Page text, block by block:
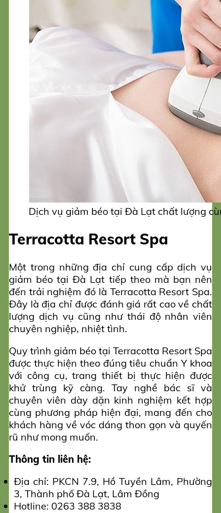
Dịch vụ giảm béo tại Đà Lạt chất lượng
Terracotta Resort Spa
Một trong những địa chỉ cung cấp dịch vụ
giảm béo tại Đà Lạt tiếp theo mà bạn nên
đến trải nghiệm đó là Terracotta Resort Spa.
Đây là địa chỉ được đánh giá rất cao về chất
lượng dịch vụ cũng như thái độ nhân viên
chuyên nghiệp, nhiệt tình.
Quy trình giảm béo tại Terracotta Resort Spa
được thực hiện theo đúng tiêu chuẩn Y khoa
với công cụ, trang thiết bị thực hiện được
khử trùng kỹ càng. Tay nghề bác sĩ và
chuyên viên dày dặn kinh nghiệm kết hợp
cùng phương pháp hiện đại, mang đến cho
khách hàng về vóc dáng thon gọn và quyến
rũ như mong muốn.
Thông tin liên hệ:
Địa chỉ: PKCN 7.9, Hồ Tuyền Lâm, Phường
3, Thành phố Đà Lạt, Lâm Đồng
Hotline: 0263 388 3838